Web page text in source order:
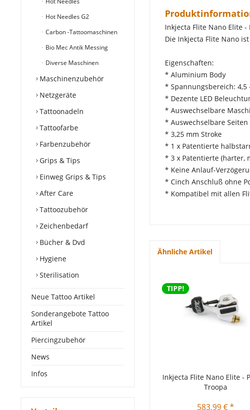
Hot Needles G2
Carbon -Tattoomaschinen
Bio Mec Antik Messing
Diverse Maschinen
Maschinenzubehör
Netzgeräte
Tattoonadeln
Tattoofarbe
Farbenzubehör
Grips & Tips
Einweg Grips & Tips
After Care
Tattoozubehör
Zeichenbedarf
Bücher & Dvd
Hygiene
Sterilisation
Neue Tattoo Artikel
Sonderangebote Tattoo
Artikel
Piercingzubehör
News
Infos
Inkjecta Flite Nano Elite -
Die Inkjecta Flite Nano
Eigenschaften:
* Aluminium Body
* Spannungsbereich: 4,5
* Dezente LED
* Auswechselbare
* Auswechselbare
* 3,25 mm Stroke
* 1 x Patentierte
* 3 x Patentierte (harter,
* Keine Anlauf-
* Cinch Anschluß ohne
* Kompatibel mit allen
Ähnliche Artikel
TIPP!
Inkjecta Flite Nano Elite -
Troopa
583,99 € *